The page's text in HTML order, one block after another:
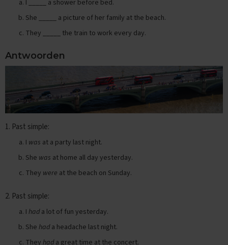
N
e
e
l
s
a
e
n
i
O
f
e
I _____ a shower before bed.
She _____ a picture of her family at the beach.
They _____ the train to work every day.
Antwoorden
1. Past simple:
I was at a party last night.
She was at home all day yesterday.
They were at the beach on Sunday.
2. Past simple:
I hada lot of fun yesterday.
She hada headache last night.
They hada great time at the concert.